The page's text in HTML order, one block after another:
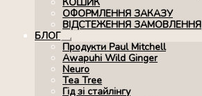
ОФОРМЛЕННЯ ЗАКАЗУ
ВІДСТЕЖЕННЯ ЗАМОВЛЕННЯ
БЛОГ
Розгорнуте
вкладене
меню
Продукти Paul Mitchell
Awapuhi Wild Ginger
Neuro
Tea Tree
Гід зі стайлінгу